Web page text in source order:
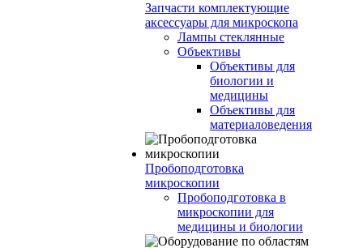
Запчасти комплектующие
аксессуары для микроскопа
Лампы стеклянные
Объективы
Объективы для
биологии и
медицины
Объективы для
материаловедения
Пробоподготовка
микроскопии
Пробоподготовка в
микроскопии для
медицины и биологии